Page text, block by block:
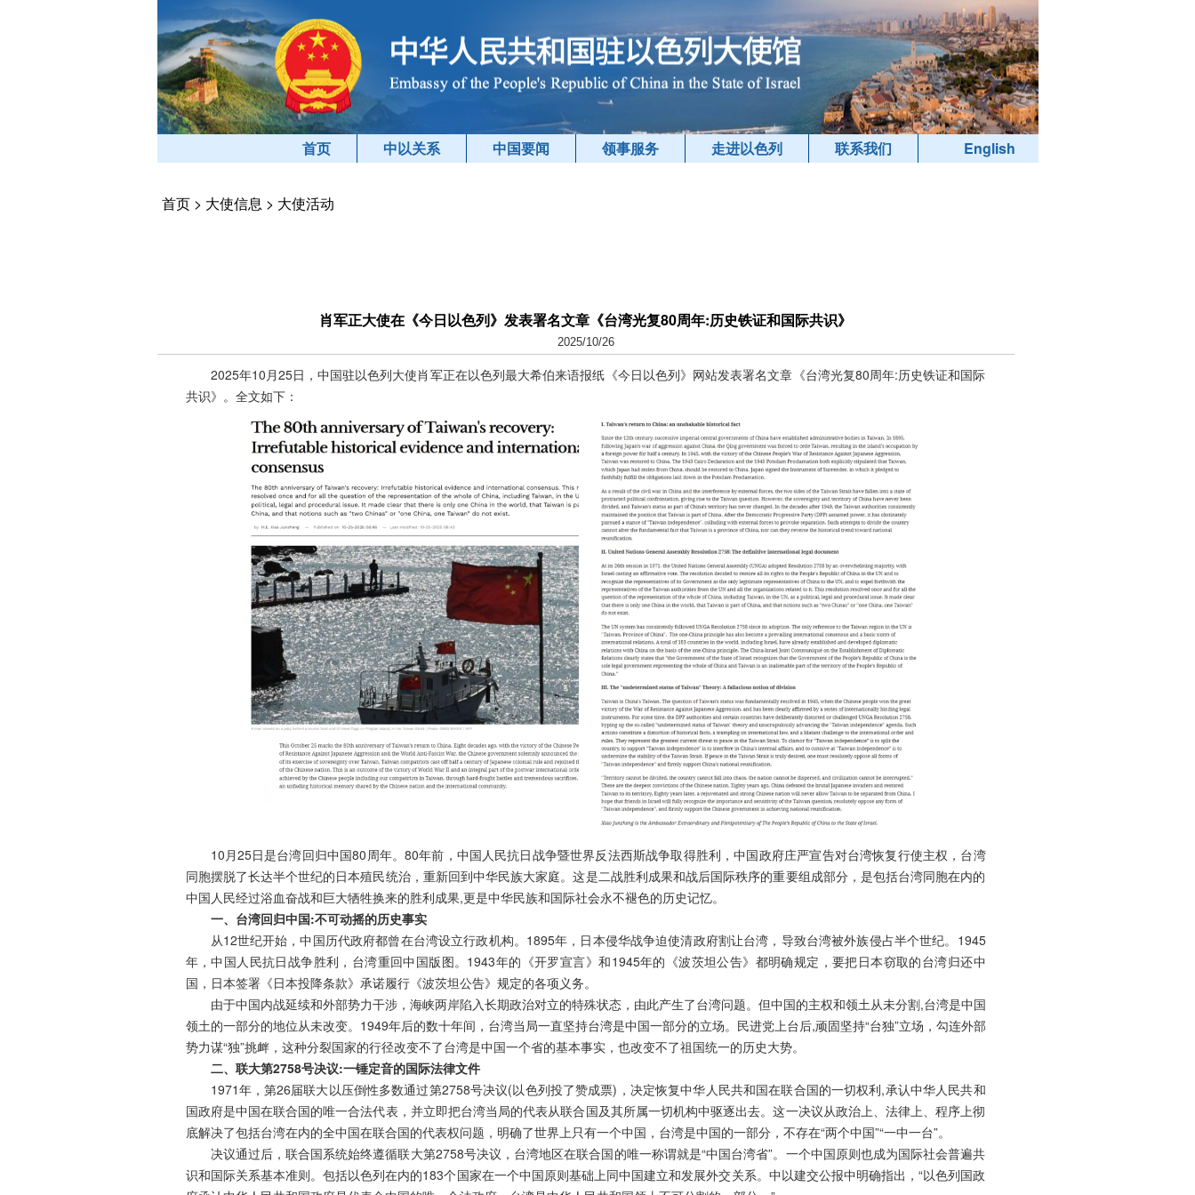
首页 中以关系 中国要闻 领事服务 走进以色列 联系我们 English
首页> 大使信息 > 大使活动
肖军正大使在《今日以色列》发表署名文章《台湾光复80周年:历史铁证和国际共识》
2025/10/26
2025年10月25日，中国驻以色列大使肖军正在以色列最大希伯来语报纸《今日以色列》网站发表署名文章《台湾光复80周年:历史铁证和国际
共识》。全文如下：
10月25日是台湾回归中国80周年。80年前，中国人民抗日战争暨世界反法西斯战争取得胜利，中国政府庄严宣告对台湾恢复行使主权，台湾
同胞摆脱了长达半个世纪的日本殖民统治，重新回到中华民族大家庭。这是二战胜利成果和战后国际秩序的重要组成部分，是包括台湾同胞在内的
中国人民经过浴血奋战和巨大牺牲换来的胜利成果,更是中华民族和国际社会永不褪色的历史记忆。
一、台湾回归中国:不可动摇的历史事实
从12世纪开始，中国历代政府都曾在台湾设立行政机构。1895年，日本侵华战争迫使清政府割让台湾，导致台湾被外族侵占半个世纪。1945
年，中国人民抗日战争胜利，台湾重回中国版图。1943年的《开罗宣言》和1945年的《波茨坦公告》都明确规定，要把日本窃取的台湾归还中
国，日本签署《日本投降条款》承诺履行《波茨坦公告》规定的各项义务。
由于中国内战延续和外部势力干涉，海峡两岸陷入长期政治对立的特殊状态，由此产生了台湾问题。但中国的主权和领土从未分割,台湾是中国
领土的一部分的地位从未改变。1949年后的数十年间，台湾当局一直坚持台湾是中国一部分的立场。民进党上台后,顽固坚持“台独”立场，勾连外部
势力谋“独”挑衅，这种分裂国家的行径改变不了台湾是中国一个省的基本事实，也改变不了祖国统一的历史大势。
二、联大第2758号决议:一锤定音的国际法律文件
1971年，第26届联大以压倒性多数通过第2758号决议(以色列投了赞成票)，决定恢复中华人民共和国在联合国的一切权利,承认中华人民共和
国政府是中国在联合国的唯一合法代表，并立即把台湾当局的代表从联合国及其所属一切机构中驱逐出去。这一决议从政治上、法律上、程序上彻
底解决了包括台湾在内的全中国在联合国的代表权问题，明确了世界上只有一个中国，台湾是中国的一部分，不存在“两个中国”“一中一台”。
决议通过后，联合国系统始终遵循联大第2758号决议，台湾地区在联合国的唯一称谓就是“中国台湾省”。一个中国原则也成为国际社会普遍共
识和国际关系基本准则。包括以色列在内的183个国家在一个中国原则基础上同中国建立和发展外交关系。中以建交公报中明确指出，“以色列国政